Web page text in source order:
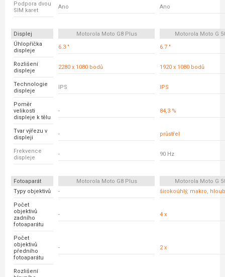
Podpora dvou
SIM karet
Ano Ano
Displej Motorola Moto G8 Plus
Motorola Moto G
Úhlopříčka
displeje
6.3 " 6.7 "
Rozlišení
displeje
2280 x 1080 bodů 1920 x 1080 bodů
Technologie
displeje
IPS IPS
Poměr
velikosti
displeje k tělu
- 84,3 %
Tvar výřezu v
displeji
- průstřel
Frekvence
displeje
- 90 Hz
Fotoaparát Motorola Moto G8 Plus
Motorola Moto G
Typy objektivů
- širokoúhlý, makro,
Počet
objektivů
zadního
fotoaparátu
- 4 x
Počet
objektivů
předního
fotoaparátu
- 2 x
Rozlišení